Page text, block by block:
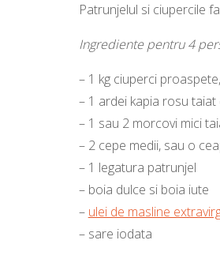
Patrunjelul si ciupercile
Ingrediente pentru 4
– 1 kg ciuperci
– 1 ardei kapia rosu taiat
– 1 sau 2 morcovi mici
– 2 cepe medii, sau o
– 1 legatura patrunjel
– boia dulce si boia iute
– ulei de masline
– sare iodata